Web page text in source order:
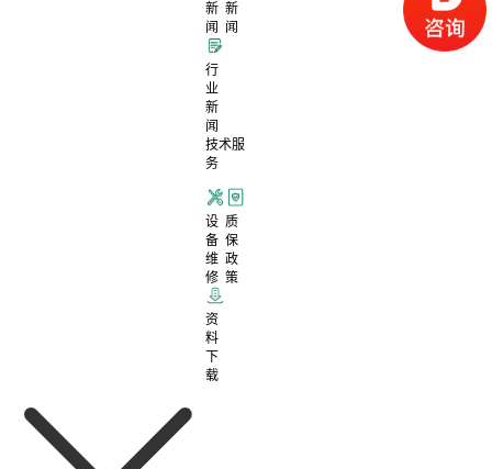
新
闻
新
闻
行
业
新
闻
技术服
务
设
备
维
修
质
保
政
策
资
料
下
载